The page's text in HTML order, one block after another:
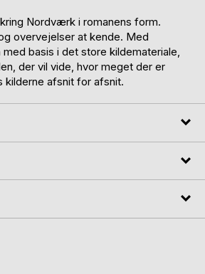
Nordværk i romanens form.
overvejelser at kende. Med
basis i det store kildemateriale,
der vil vide, hvor meget der er
kilderne afsnit for afsnit.